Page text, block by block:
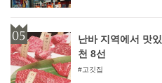
난바 지역에서 맛
천 8선
고깃집